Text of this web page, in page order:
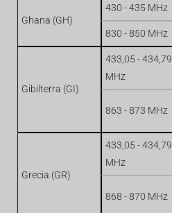
Ghana (GH)
430 - 435 MHz
830 - 850 MHz
Gibilterra (GI)
433,05 - 434,79
MHz
863 - 873 MHz
Grecia (GR)
433,05 - 434,79
MHz
868 - 870 MHz